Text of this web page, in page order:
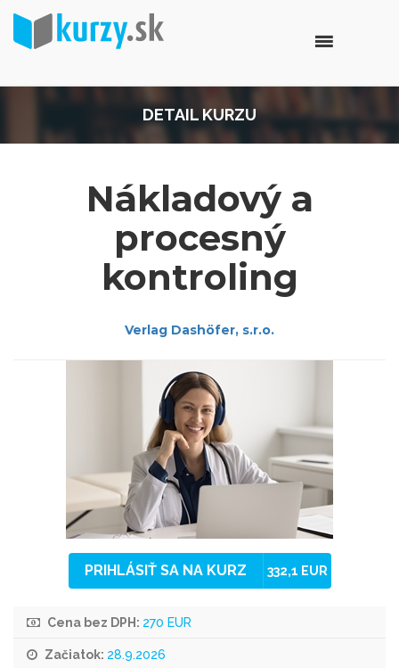
DETAIL KURZU
Nákladový a
procesný
kontroling
Verlag Dashöfer, s.r.o.
PRIHLÁSIŤ SA NA KURZ 332,1 EUR
Cena bez DPH: 270 EUR
Začiatok: 28.9.2026